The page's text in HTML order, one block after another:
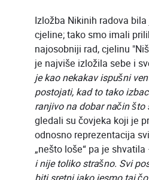
Izložba Nikinih radova
cjeline; tako smo imali
najosobniji rad, cjelinu
je najviše izložila sebe i
je kao nekakav ispušni
postojati, kad to tako
ranjivo na dobar način što
gledali su čovjeka koji je
odnosno reprezentacija
„nešto loše“ pa je shvatila
i nije toliko strašno. Svi